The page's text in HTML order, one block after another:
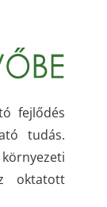
fejlődés
tudás.
oktatott